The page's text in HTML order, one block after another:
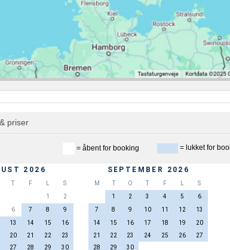
priser
= åbent for booking = lukket for
2026
T F L
S
1
2
6
7 8
9
13
14 15
16
20
21 22
23
27
28 29 30
SEPTEMBER 2026
M T O T F L
S
1
2 3 4 5
6
7
8 9 10 11 12
13
14
15 16 17 18 19
20
21
22 23 24 25 26
27
28
29 30